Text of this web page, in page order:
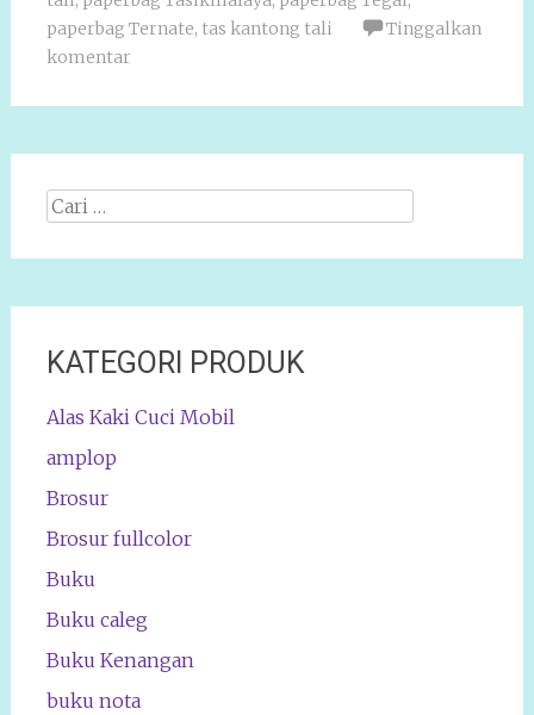
paperbag Ternate, tas kantong tali
Tinggalkan
komentar
Cari
KATEGORI PRODUK
Alas Kaki Cuci Mobil
amplop
Brosur
Brosur fullcolor
Buku
Buku caleg
Buku Kenangan
buku nota